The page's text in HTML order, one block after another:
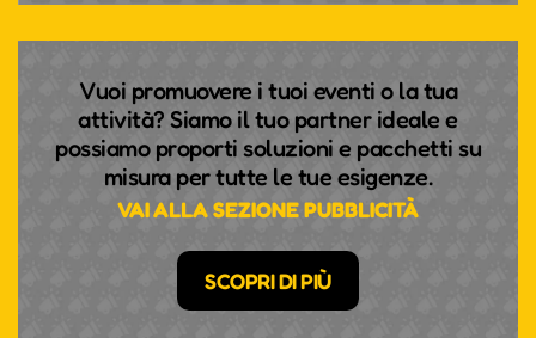
Vuoi promuovere i tuoi eventi o la tua
attività? Siamo il tuo partner ideale e
possiamo proporti soluzioni e pacchetti su
misura per tutte le tue esigenze.
VAI ALLA SEZIONE PUBBLICITÀ
SCOPRI DI PIÙ